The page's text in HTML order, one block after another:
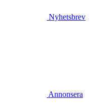
Nyhetsbrev
Annonsera